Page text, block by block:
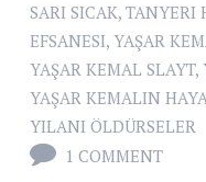
SARI SICAK, TANYERI
EFSANESI, YAŞAR
YAŞAR KEMAL SLAYT,
YAŞAR KEMALIN
YILANI ÖLDÜRSELER
1 COMMENT